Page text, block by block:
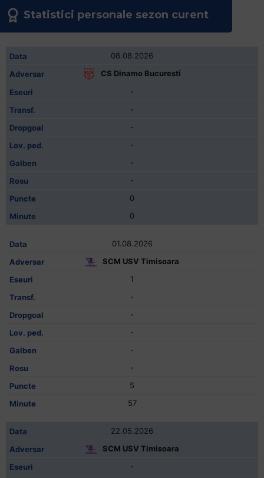
Statistici personale sezon curent
08.08.2026
CS Dinamo Bucuresti
-
-
-
-
-
-
0
0
01.08.2026
SCM USV Timisoara
1
-
-
-
-
-
5
57
22.05.2026
SCM USV Timisoara
-